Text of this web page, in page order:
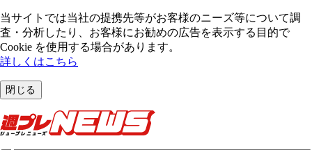
当サイトでは当社の提携先等がお客様のニーズ等について調
査・分析したり、お客様にお勧めの広告を表⽰する⽬的で
Cookie を使⽤する場合があります。
詳しくはこちら
閉じる